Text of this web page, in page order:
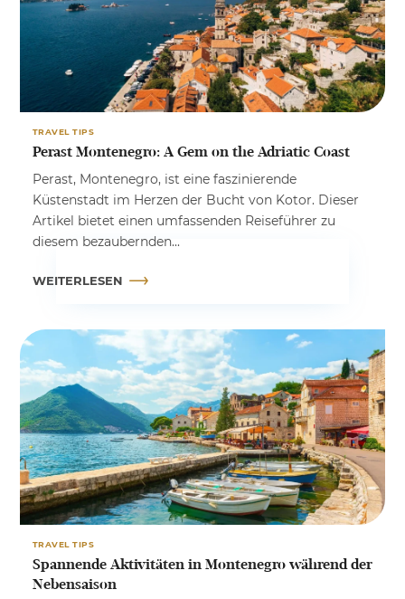
TRAVEL TIPS
Perast Montenegro: A Gem on the Adriatic Coast
Perast, Montenegro, ist eine faszinierende
Küstenstadt im Herzen der Bucht von Kotor. Dieser
Artikel bietet einen umfassenden Reiseführer zu
diesem bezaubernden...
WEITERLESEN
TRAVEL TIPS
Spannende Aktivitäten in Montenegro während der
Nebensaison